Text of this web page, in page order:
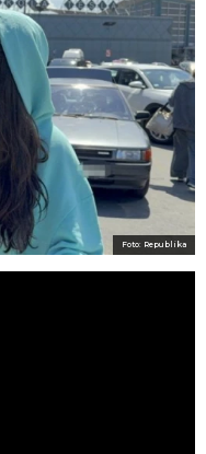
Foto: Republika